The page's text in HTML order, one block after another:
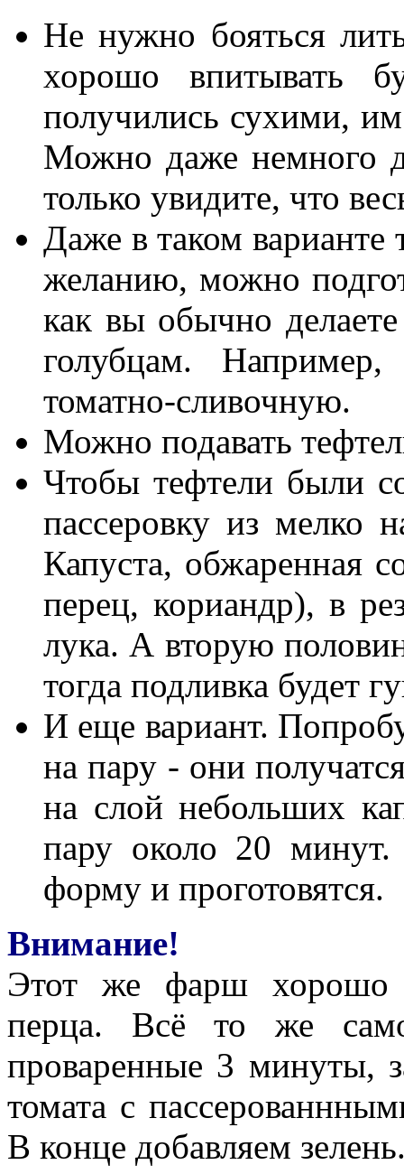
Не нужно бояться
хорошо впитывать
получились сухими,
Можно даже немного
только увидите, что
Даже в таком
желанию, можно
как вы обычно
голубцам.
томатно-сливочную.
Можно подавать
Чтобы тефтели были
пассеровку из мелко
Капуста, обжаренная
перец, кориандр), в
лука. А вторую
тогда подливка будет
И еще вариант.
на пару - они
на слой небольших
пару около 20 минут.
форму и проготовятся.
Внимание!
Этот же фарш хорошо
перца. Всё то же
проваренные 3 минуты,
томата с
В конце добавляем